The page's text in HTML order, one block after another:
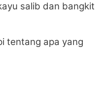
salib dan bangkit
tentang apa yang